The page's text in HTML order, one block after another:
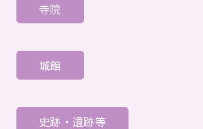
寺院
城館
史跡・遺跡等